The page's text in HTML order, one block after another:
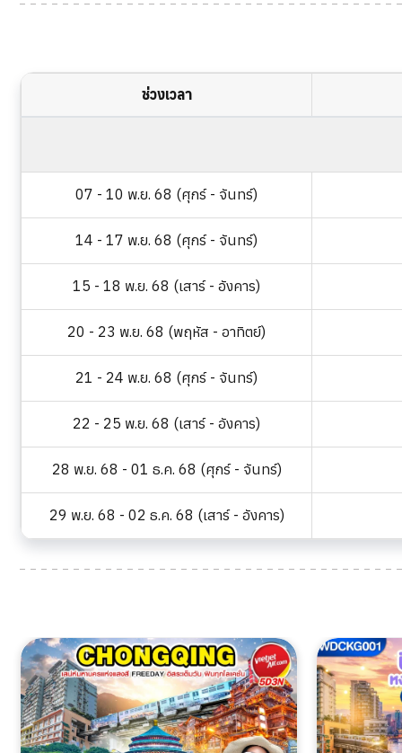
ช่วงเวลา
07 - 10 พ.ย. 68 (ศุกร์ - จันทร์)
14 - 17 พ.ย. 68 (ศุกร์ - จันทร์)
15 - 18 พ.ย. 68 (เสาร์ - อังคาร)
20 - 23 พ.ย. 68 (พฤหัส - อาทิตย์)
21 - 24 พ.ย. 68 (ศุกร์ - จันทร์)
22 - 25 พ.ย. 68 (เสาร์ - อังคาร)
28 พ.ย. 68 - 01 ธ.ค. 68 (ศุกร์ - จันทร์)
29 พ.ย. 68 - 02 ธ.ค. 68 (เสาร์ - อังคาร)